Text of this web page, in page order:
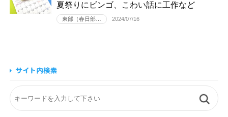
夏祭りにビンゴ、こわい話に工作など
東部（春日部… 2024/07/16